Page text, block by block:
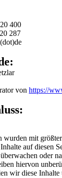
400
287
von https://
wurden mit
auf diesen
oder
hiervon
wir diese Inhalte